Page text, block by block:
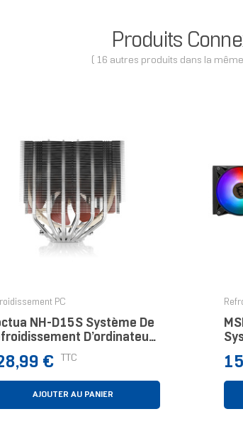
Produits
( 16 autres produits dans la
PC
NH-D15S Système De
D’ordinateur
Refroidisseur 14
Cuivre, Métallique
€ TTC
AJOUTER AU PANIER
12